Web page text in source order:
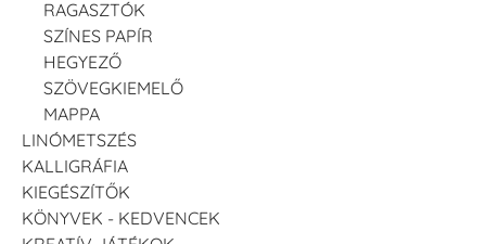
RAGASZTÓK
SZÍNES PAPÍR
HEGYEZŐ
SZÖVEGKIEMELŐ
MAPPA
LINÓMETSZÉS
KALLIGRÁFIA
KIEGÉSZÍTŐK
KÖNYVEK - KEDVENCEK